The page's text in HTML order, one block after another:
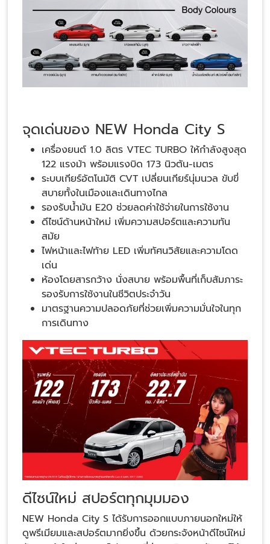
จุดเด่นของ NEW Honda City S
เครื่องยนต์ 1.0 ลิตร VTEC TURBO ให้กำลังสูงสุด
122 แรงม้า พร้อมแรงบิด 173 นิวตัน-เมตร
ระบบเกียร์อัตโนมัติ CVT เปลี่ยนเกียร์นุ่มนวล ขับขี่
สบายทั้งในเมืองและเดินทางไกล
รองรับน้ำมัน E20 ช่วยลดค่าใช้จ่ายในการใช้งาน
ดีไซน์ด้านหน้าใหม่ เพิ่มความสปอร์ตและความทัน
สมัย
ไฟหน้าและไฟท้าย LED เพิ่มทัศนวิสัยและความโดด
เด่น
ห้องโดยสารกว้าง นั่งสบาย พร้อมพื้นที่เก็บสัมภาระ
รองรับการใช้งานในชีวิตประจำวัน
มาตรฐานความปลอดภัยที่ช่วยเพิ่มความมั่นใจในทุก
การเดินทาง
ดีไซน์ใหม่ สปอร์ตทุกมุมมอง
NEW Honda City S ได้รับการออกแบบภายนอกใหม่ให้
ดูพรีเมียมและสปอร์ตมากยิ่งขึ้น ด้วยกระจังหน้าดีไซน์ใหม่